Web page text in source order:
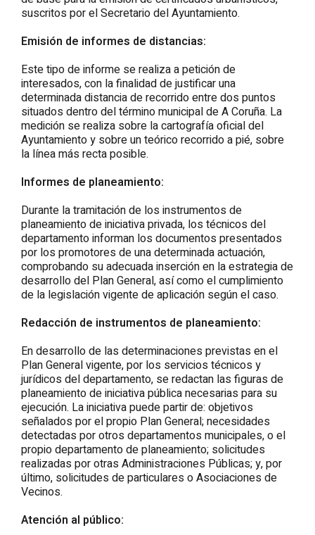
suscritos por el Secretario del Ayuntamiento.
Emisión de informes de distancias:
Este tipo de informe se realiza a petición de
interesados, con la finalidad de justificar una
determinada distancia de recorrido entre dos puntos
situados dentro del término municipal de A Coruña. La
medición se realiza sobre la cartografía oficial del
Ayuntamiento y sobre un teórico recorrido a pié, sobre
la línea más recta posible.
Informes de planeamiento:
Durante la tramitación de los instrumentos de
planeamiento de iniciativa privada, los técnicos del
departamento informan los documentos presentados
por los promotores de una determinada actuación,
comprobando su adecuada inserción en la estrategia de
desarrollo del Plan General, así como el cumplimiento
de la legislación vigente de aplicación según el caso.
Redacción de instrumentos de planeamiento:
En desarrollo de las determinaciones previstas en el
Plan General vigente, por los servicios técnicos y
jurídicos del departamento, se redactan las figuras de
planeamiento de iniciativa pública necesarias para su
ejecución. La iniciativa puede partir de: objetivos
señalados por el propio Plan General; necesidades
detectadas por otros departamentos municipales, o el
propio departamento de planeamiento; solicitudes
realizadas por otras Administraciones Públicas; y, por
último, solicitudes de particulares o Asociaciones de
Vecinos.
Atención al público: